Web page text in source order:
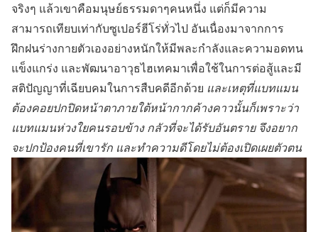
จริงๆ แล้วเขาคือมนุษย์ธรรมดาๆคนหนึ่ง แต่ก็มีความ
สามารถเทียบเท่ากับซูเปอร์ฮีโร่ทั่วไป อันเนื่องมาจากการ
ฝึกฝนร่างกายตัวเองอย่างหนักให้มีพละกำลังและความอดทน
แข็งแกร่ง และพัฒนาอาวุธไฮเทคมาเพื่อใช้ในการต่อสู้และมี
สติปัญญาที่เฉียบคมในการสืบคดีอีกด้วย และเหตุที่แบทแมน
ต้องคอยปกปิดหน้าตาภายใต้หน้ากากค้างคาวนั้นก็เพราะว่า
แบทแมนห่วงใยคนรอบข้าง กลัวที่จะได้รับอันตราย จึงอยาก
จะปกป้องคนที่เขารัก และทำความดีโดยไม่ต้องเปิดเผยตัวตน